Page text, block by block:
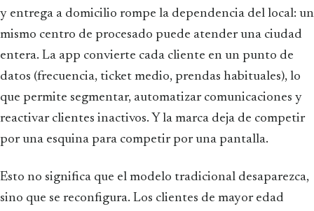
y entrega a domicilio rompe la dependencia del local: un
mismo centro de procesado puede atender una ciudad
entera. La app convierte cada cliente en un punto de
datos (frecuencia, ticket medio, prendas habituales), lo
que permite segmentar, automatizar comunicaciones y
reactivar clientes inactivos. Y la marca deja de competir
por una esquina para competir por una pantalla.
Esto no significa que el modelo tradicional desaparezca,
sino que se reconfigura. Los clientes de mayor edad